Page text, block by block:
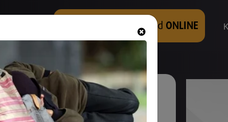
3000 Hallgasd és nézd ONLINE
születésnapi